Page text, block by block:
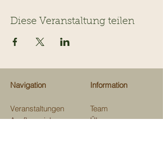
Diese Veranstaltung teilen
Navigation
Veranstaltungen
Ausflugsziele
Information
Team
Über uns